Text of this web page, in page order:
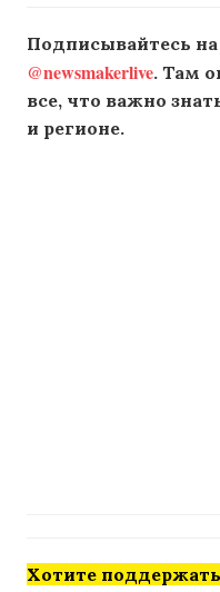
Подписывайтесь
@newsmakerlive. Там
все, что важно
и регионе.
Хотите